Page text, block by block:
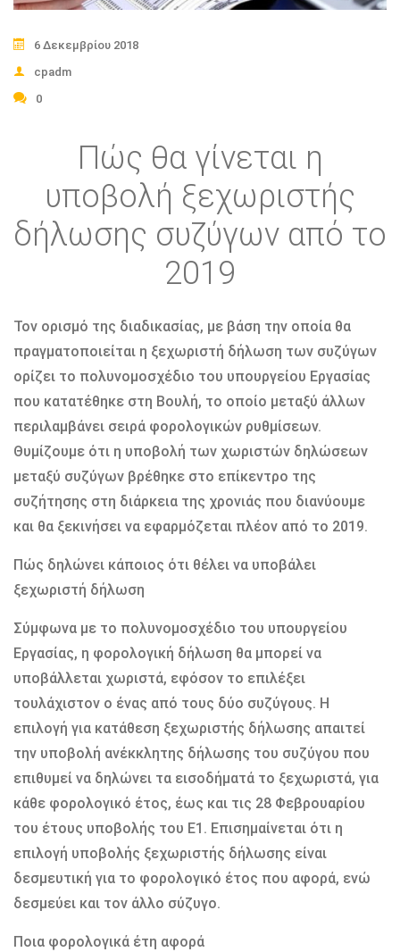
6 Δεκεμβρίου 2018
cpadm
0
Πώς θα γίνεται η
υποβολή ξεχωριστής
δήλωσης συζύγων από το
2019
Τον ορισμό της διαδικασίας, με βάση την οποία θα
πραγματοποιείται η ξεχωριστή δήλωση των συζύγων
ορίζει το πολυνομοσχέδιο του υπουργείου Εργασίας
που κατατέθηκε στη Βουλή, το οποίο μεταξύ άλλων
περιλαμβάνει σειρά φορολογικών ρυθμίσεων.
Θυμίζουμε ότι η υποβολή των χωριστών δηλώσεων
μεταξύ συζύγων βρέθηκε στο επίκεντρο της
συζήτησης στη διάρκεια της χρονιάς που διανύουμε
και θα ξεκινήσει να εφαρμόζεται πλέον από το 2019.
Πώς δηλώνει κάποιος ότι θέλει να υποβάλει
ξεχωριστή δήλωση
Σύμφωνα με το πολυνομοσχέδιο του υπουργείου
Εργασίας, η φορολογική δήλωση θα μπορεί να
υποβάλλεται χωριστά, εφόσον το επιλέξει
τουλάχιστον ο ένας από τους δύο συζύγους. Η
επιλογή για κατάθεση ξεχωριστής δήλωσης απαιτεί
την υποβολή ανέκκλητης δήλωσης του συζύγου που
επιθυμεί να δηλώνει τα εισοδήματά το ξεχωριστά, για
κάθε φορολογικό έτος, έως και τις 28 Φεβρουαρίου
του έτους υποβολής του Ε1. Επισημαίνεται ότι η
επιλογή υποβολής ξεχωριστής δήλωσης είναι
δεσμευτική για το φορολογικό έτος που αφορά, ενώ
δεσμεύει και τον άλλο σύζυγο.
Ποια φορολογικά έτη αφορά